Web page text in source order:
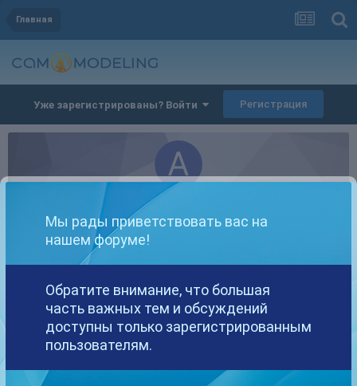
Главная
Уже зарегистрированы? Войти Регистрация
andandrms
ПУБЛИКАЦИЙ
Мы рады приветствовать вас на
нашем форуме!
Обратите внимание, что большая
часть важных тем и обсуждений
доступны только зарегистрированным
пользователям.